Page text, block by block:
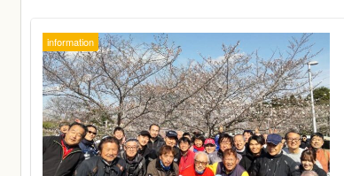
information